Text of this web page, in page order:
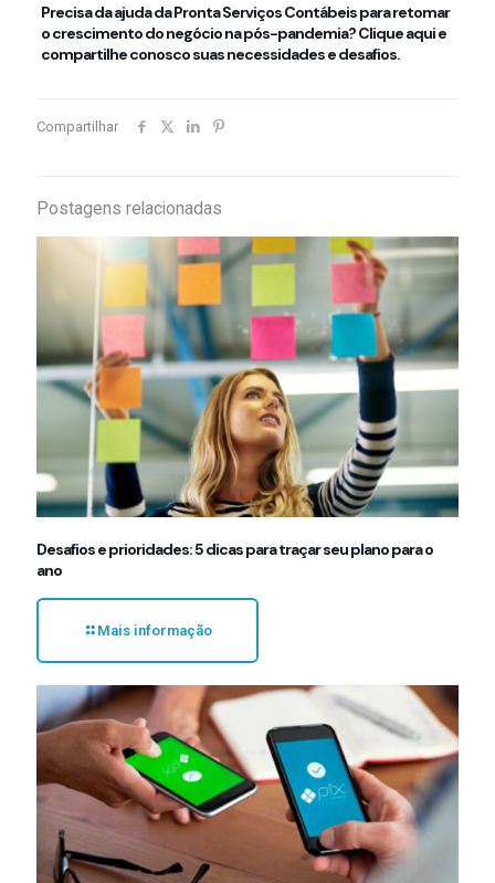
Precisa da ajuda da Pronta Serviços Contábeis para retomar
o crescimento do negócio na pós-pandemia? Cliqueaquie
compartilhe conosco suas necessidades e desafios.
Compartilhar
Postagens relacionadas
Desafios e prioridades: 5 dicas para traçar seu plano para o
ano
Mais informação